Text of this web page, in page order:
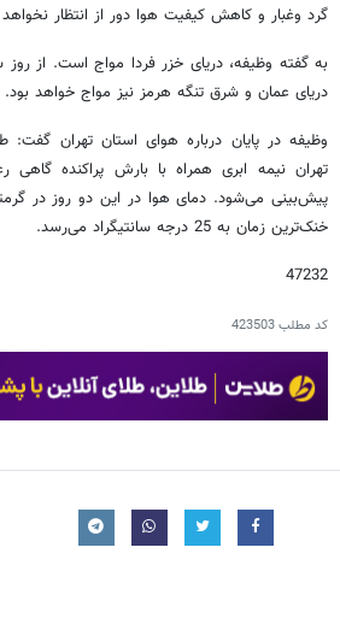
گرد وغبار و کاهش کیفیت هوا دور از انتظار
به گفته وظیفه، دریای خزر فردا مواج است. از
دریای عمان و شرق تنگه هرمز نیز مواج خواهد بود.
وظیفه در پایان درباره هوای استان تهران
تهران نیمه ابری همراه با بارش پراکنده
خنک‌ترین زمان به 25 درجه سانتیگراد می‌رسد.
47232
کد مطلب423503